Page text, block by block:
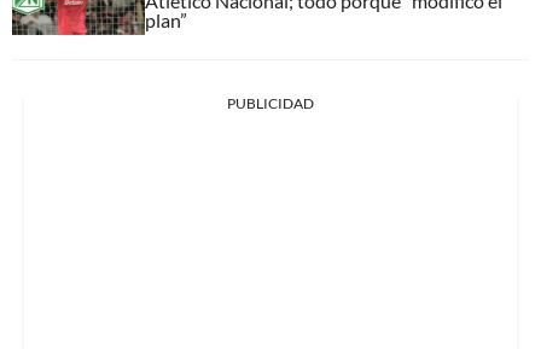
plan”
PUBLICIDAD